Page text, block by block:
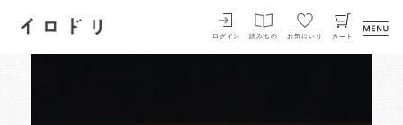
イロドリ
ログイン 読みもの お気にいり カート